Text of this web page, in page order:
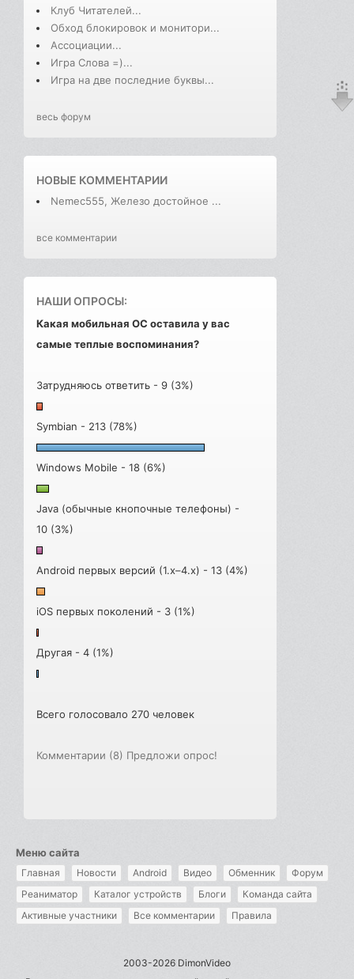
Клуб Читателей...
Обход блокировок и монитори...
Ассоциации...
Игра Слова =)...
Игра на две последние буквы...
весь форум
НОВЫЕ КОММЕНТАРИИ
Nemec555, Железо достойное ...
все комментарии
НАШИ ОПРОСЫ:
Какая мобильная ОС оставила у вас
самые теплые воспоминания?
Затрудняюсь ответить - 9 (3%)
Symbian - 213 (78%)
Windows Mobile - 18 (6%)
Java (обычные кнопочные телефоны) -
10 (3%)
Android первых версий (1.x–4.x) - 13 (4%)
iOS первых поколений - 3 (1%)
Другая - 4 (1%)
Всего голосовало 270 человек
Комментарии (8) Предложи опрос!
Меню сайта
Главная Новости Android Видео Обменник
Форум
Реаниматор
Каталог устройств Блоги
Команда сайта
Активные участники
Все комментарии Правила
2003-2026 DimonVideo